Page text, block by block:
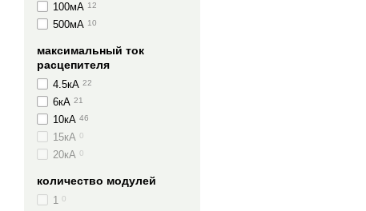
100мА 12
500мА 10
максимальный ток
расцепителя
4.5кА 22
6кА 21
10кА 46
15кА 0
20кА 0
количество модулей
1 0